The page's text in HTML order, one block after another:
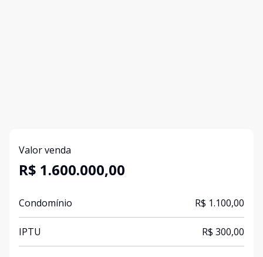
Valor venda
R$ 1.600.000,00
Condomínio R$ 1.100,00
IPTU R$ 300,00